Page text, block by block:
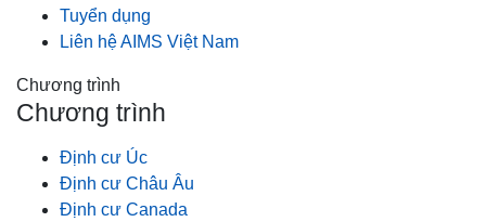
Tuyển dụng
Liên hệ AIMS Việt Nam
Chương trình
Chương trình
Định cư Úc
Định cư Châu Âu
Định cư Canada